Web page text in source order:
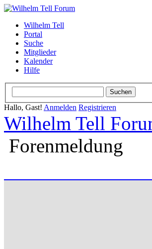
Wilhelm Tell
Portal
Suche
Mitglieder
Kalender
Hilfe
Hallo, Gast! Anmelden Registrieren
Wilhelm Tell
Forenmeldung